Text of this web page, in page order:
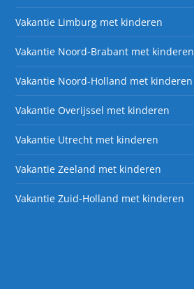
Vakantie Limburg met kinderen
Vakantie Noord-Brabant met kinderen
Vakantie Noord-Holland met kinderen
Vakantie Overijssel met kinderen
Vakantie Utrecht met kinderen
Vakantie Zeeland met kinderen
Vakantie Zuid-Holland met kinderen